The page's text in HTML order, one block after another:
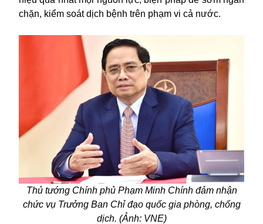
chặn, kiểm soát dịch bệnh trên phạm vi cả nước.
Thủ tướng Chính phủ Phạm Minh Chính đảm nhận
chức vụ Trưởng Ban Chỉ đạo quốc gia phòng, chống
dịch. (Ảnh: VNE)